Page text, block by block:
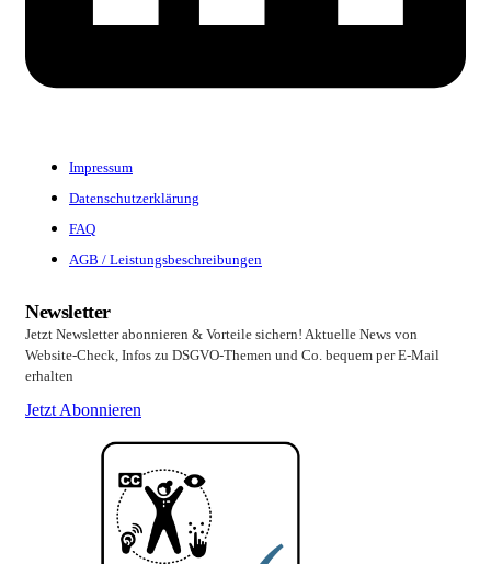
Impressum
Datenschutzerklärung
FAQ
AGB / Leistungsbeschreibungen
Newsletter
Jetzt Newsletter abonnieren & Vorteile sichern! Aktuelle News von
Website-Check, Infos zu DSGVO-Themen und Co. bequem per E-Mail
erhalten
Jetzt Abonnieren